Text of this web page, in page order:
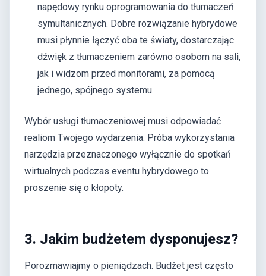
napędowy rynku oprogramowania do tłumaczeń
symultanicznych. Dobre rozwiązanie hybrydowe
musi płynnie łączyć oba te światy, dostarczając
dźwięk z tłumaczeniem zarówno osobom na sali,
jak i widzom przed monitorami, za pomocą
jednego, spójnego systemu.
Wybór usługi tłumaczeniowej musi odpowiadać
realiom Twojego wydarzenia. Próba wykorzystania
narzędzia przeznaczonego wyłącznie do spotkań
wirtualnych podczas eventu hybrydowego to
proszenie się o kłopoty.
3. Jakim budżetem dysponujesz?
Porozmawiajmy o pieniądzach. Budżet jest często